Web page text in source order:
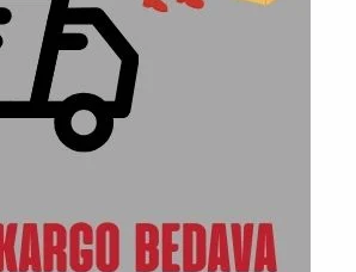
İLETIŞIM